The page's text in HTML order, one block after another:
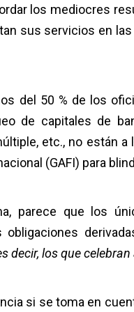
los mediocres
sus servicios en
del 50 % de los
de capitales de
etc., no están
(GAFI) para
parece que los
obligaciones
decir, los que
si se toma en